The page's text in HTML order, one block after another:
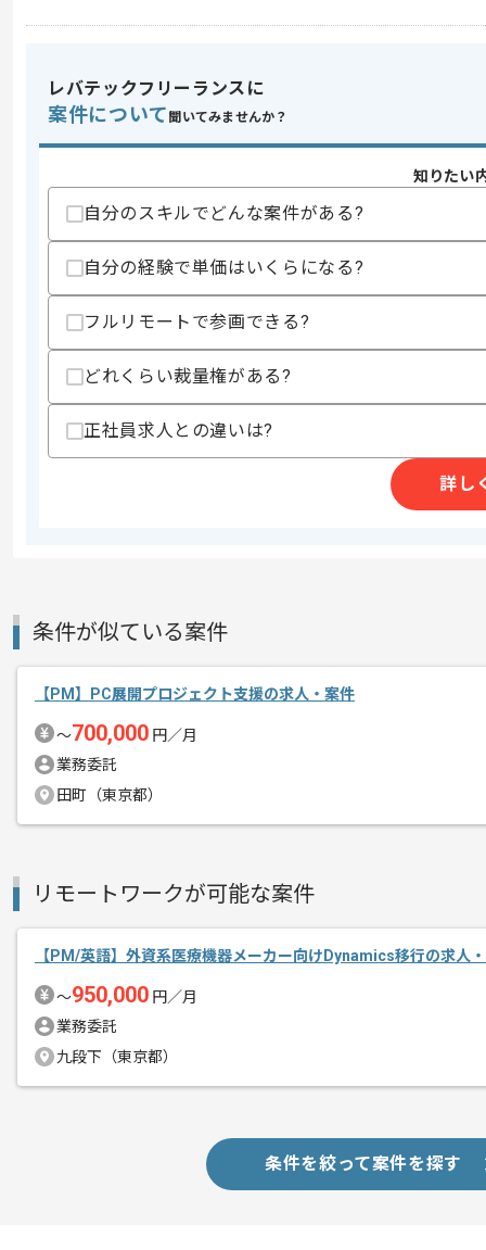
スキル
・POやPdMの経験
・​UXDの経験
・フロントエンド開発の実務経験
・スクラムマスターの経験
・フルスタックエンジニアとしての実務
・リードエンジニアの経験
・toCシステムの開発経験
上記に似た経験やスキルをお持ちであれば申
その他募集要項
商談回数
募集人数
1人
2024/02/06
メント
基本的には一部リモートでの作業を想定
レバテックフリーランスに
案件について 聞いてみませんか？
知りたい
自分のスキルでどんな案件がある?
自分の経験で単価はいくらになる?
フルリモートで参画できる?
どれくらい裁量権がある?
正社員求人との違いは?
詳し
条件が似ている案件
【PM】PC展開プロジェクト支援の求人・案件
〜700,000 円／月
業務委託
田町（東京都）
リモートワークが可能な案件
【PM/英語】外資系医療機器メーカー向けDynamics移行の求人
〜950,000 円／月
業務委託
九段下（東京都）
条件を絞って案件を探す